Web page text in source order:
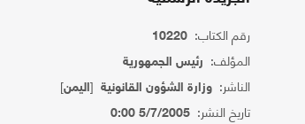
رقم الكتاب: 10220
المؤلف: رئيس الجمهورية
الناشر: وزارة الشؤون القانونية[اليمن]
تاريخ النشر: 5/7/2005 0:00